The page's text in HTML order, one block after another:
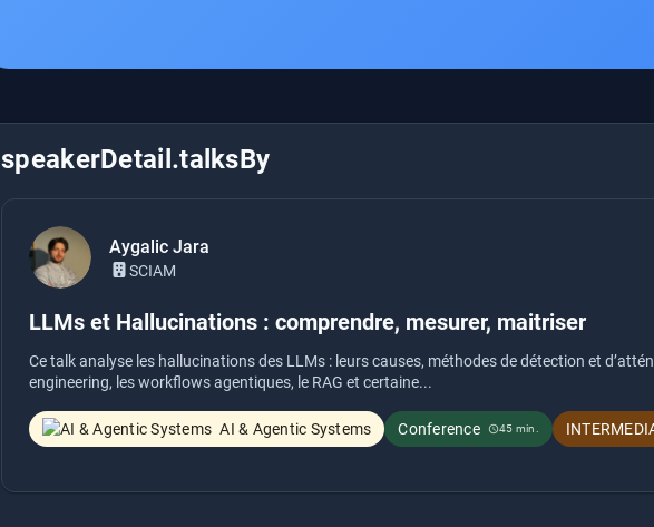
speakerDetail.talksBy
Aygalic Jara
SCIAM
LLMs et Hallucinations : comprendre, mesurer, maitriser
Ce talk analyse les hallucinations des LLMs : leurs causes, méthodes de détection et
engineering, les workflows agentiques, le RAG et certaine...
AI & Agentic Systems Conference schedule45 min.